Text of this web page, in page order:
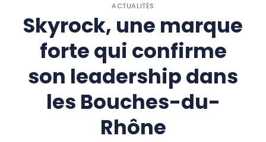
ACTUALITÉS
Skyrock, une marque
forte qui confirme
son leadership dans
les Bouches-du-
Rhône